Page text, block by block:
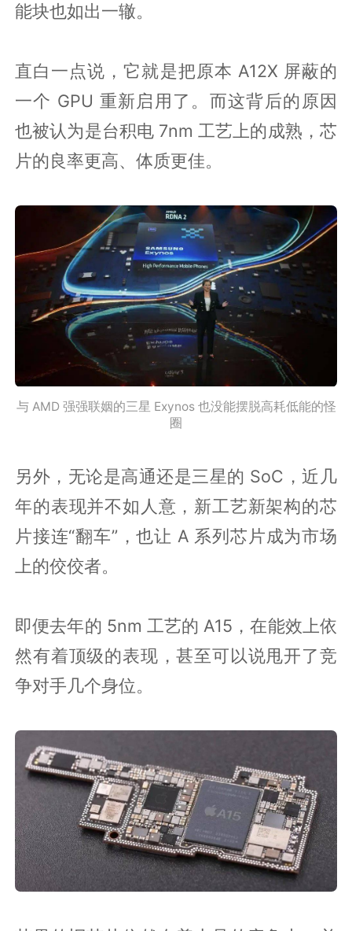
能块也如出一辙。
直白一点说，它就是把原本 A12X 屏蔽的
一个 GPU 重新启用了。而这背后的原因
也被认为是台积电 7nm 工艺上的成熟，芯
片的良率更高、体质更佳。
与 AMD 强强联姻的三星 Exynos 也没能摆脱高耗低能的怪
圈
另外，无论是高通还是三星的 SoC，近几
年的表现并不如人意，新工艺新架构的芯
片接连“翻车”，也让 A 系列芯片成为市场
上的佼佼者。
即便去年的 5nm 工艺的 A15，在能效上依
然有着顶级的表现，甚至可以说甩开了竞
争对手几个身位。